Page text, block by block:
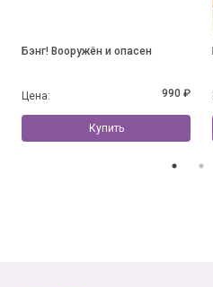
Бэнг! Вооружён и опасен
Цена: 990 ₽
Купить